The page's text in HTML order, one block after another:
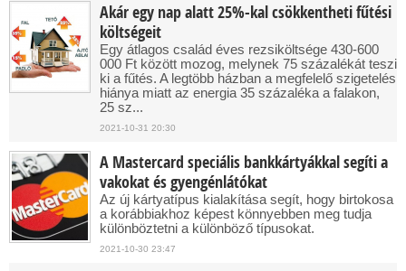
Akár egy nap alatt 25%-kal csökkentheti fűtési
költségeit
Egy átlagos család éves rezsiköltsége 430-600
000 Ft között mozog, melynek 75 százalékát teszi
ki a fűtés. A legtöbb házban a megfelelő szigetelés
hiánya miatt az energia 35 százaléka a falakon,
25 sz...
2021-10-31 20:30
A Mastercard speciális bankkártyákkal segíti a
vakokat és gyengénlátókat
Az új kártyatípus kialakítása segít, hogy birtokosa
a korábbiakhoz képest könnyebben meg tudja
különböztetni a különböző típusokat.
2021-10-30 23:47